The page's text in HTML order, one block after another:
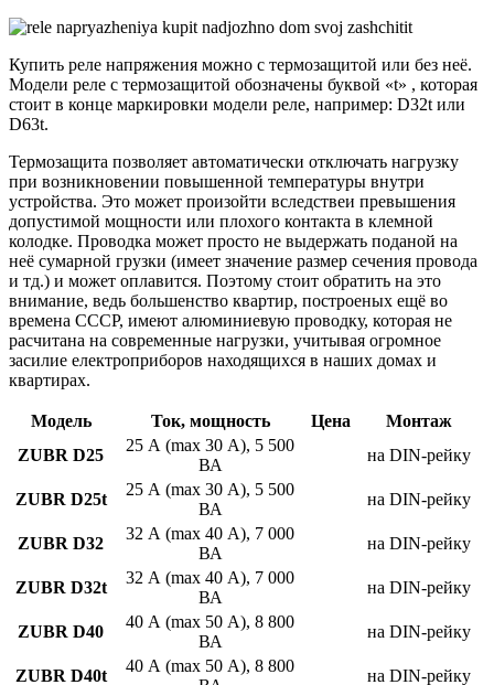
Купить реле напряжения можно с термозащитой или без неё.
Модели реле с термозащитой обозначены буквой «t» , которая
стоит в конце маркировки модели реле, например: D32t или
D63t.
Термозащита позволяет автоматически отключать нагрузку
при возникновении повышенной температуры внутри
устройства. Это может произойти вследствеи превышения
допустимой мощности или плохого контакта в клемной
колодке. Проводка может просто не выдержать поданой на
неё сумарной грузки (имеет значение размер сечения провода
и тд.) и может оплавится. Поэтому стоит обратить на это
внимание, ведь большенство квартир, построеных ещё во
времена СССР, имеют алюминиевую проводку, которая не
расчитана на современные нагрузки, учитывая огромное
засилие електроприборов находящихся в наших домах и
квартирах.
Модель Ток, мощность Цена
Монтаж
ZUBR D25
25 А (max 30 А), 5 500
ВА
на DIN-рейку
ZUBR D25t
25 А (max 30 А), 5 500
ВА
на DIN-рейку
ZUBR D32
32 А (max 40 А), 7 000
ВА
на DIN-рейку
ZUBR D32t
32 А (max 40 А), 7 000
ВА
на DIN-рейку
ZUBR D40
40 А (max 50 А), 8 800
ВА
на DIN-рейку
ZUBR D40t
40 А (max 50 А), 8 800
на DIN-рейку